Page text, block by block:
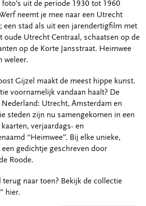
uit de periode 1930 tot 1960
neemt je mee naar een Utrecht
een stad als uit een jarendertigfilm met
oude Utrecht Centraal, schaatsen op de
op de Korte Jansstraat. Heimwee
weleer.
Gijzel maakt de meest hippe kunst.
voornamelijk vandaan haalt? De
Utrecht, Amsterdam en
steden zijn nu samengekomen in een
verjaardags- en
“Heimwee”. Bij elke unieke,
gedichtje geschreven door
Roode.
terug naar toen? Bekijk de collectie
hier.